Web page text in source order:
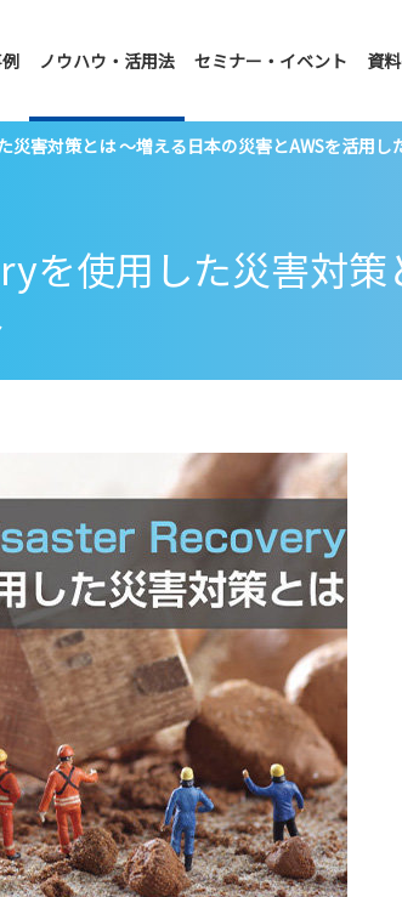
ノウハウ・活用法 セミナー・イベント 資
害対策とは ～増える日本の災害とAWSを活用し
使用した災害対策